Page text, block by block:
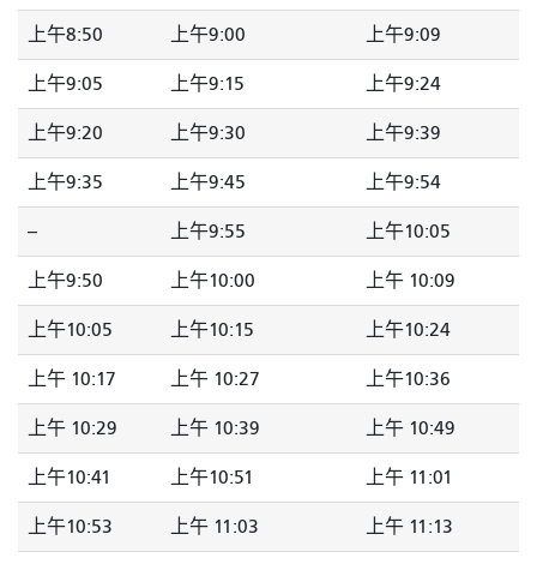
上午8:50 上午9:00 上午9:09
上午9:05 上午9:15 上午9:24
上午9:20 上午9:30 上午9:39
上午9:35 上午9:45 上午9:54
-- 上午9:55 上午10:05
上午9:50 上午10:00 上午 10:09
上午10:05 上午10:15 上午10:24
上午 10:17 上午 10:27 上午10:36
上午 10:29 上午 10:39 上午 10:49
上午10:41 上午10:51 上午 11:01
上午10:53 上午 11:03 上午 11:13